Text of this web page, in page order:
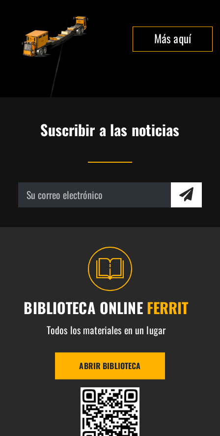
Más aquí
Suscribir a las noticias
BIBLIOTECA ONLINE FERRIT
Todos los materiales en un lugar
ABRIR BIBLIOTECA